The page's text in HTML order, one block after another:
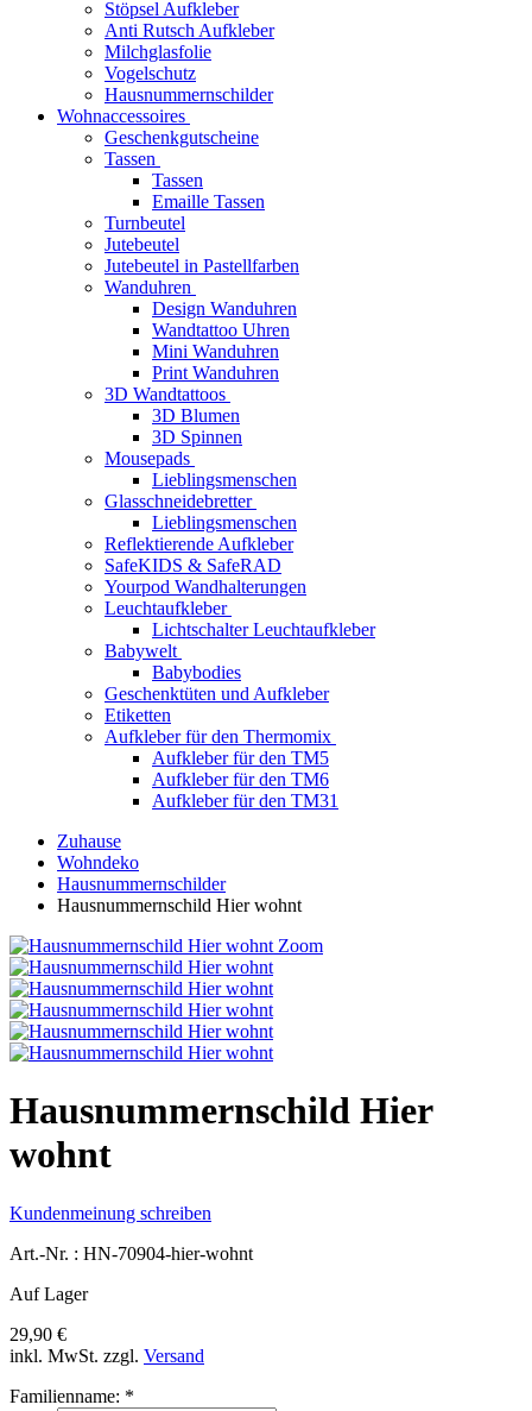
Stöpsel Aufkleber
Anti Rutsch Aufkleber
Milchglasfolie
Vogelschutz
Hausnummernschilder
Wohnaccessoires
Geschenkgutscheine
Tassen
Tassen
Emaille Tassen
Turnbeutel
Jutebeutel
Jutebeutel in Pastellfarben
Wanduhren
Design Wanduhren
Wandtattoo Uhren
Mini Wanduhren
Print Wanduhren
3D Wandtattoos
3D Blumen
3D Spinnen
Mousepads
Lieblingsmenschen
Glasschneidebretter
Lieblingsmenschen
Reflektierende Aufkleber
SafeKIDS & SafeRAD
Yourpod Wandhalterungen
Leuchtaufkleber
Lichtschalter Leuchtaufkleber
Babywelt
Babybodies
Geschenktüten und Aufkleber
Etiketten
Aufkleber für den Thermomix
Aufkleber für den TM5
Aufkleber für den TM6
Aufkleber für den TM31
Zuhause
Wohndeko
Hausnummernschilder
Hausnummernschild Hier wohnt
Zoom
Hausnummernschild Hier
wohnt
Kundenmeinung schreiben
Art.-Nr. : HN-70904-hier-wohnt
Auf Lager
29,90 €
inkl. MwSt. zzgl. Versand
Familienname: *